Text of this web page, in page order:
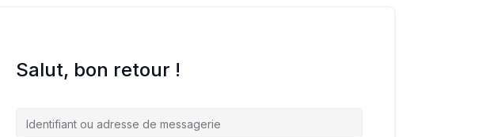
Salut, bon retour !